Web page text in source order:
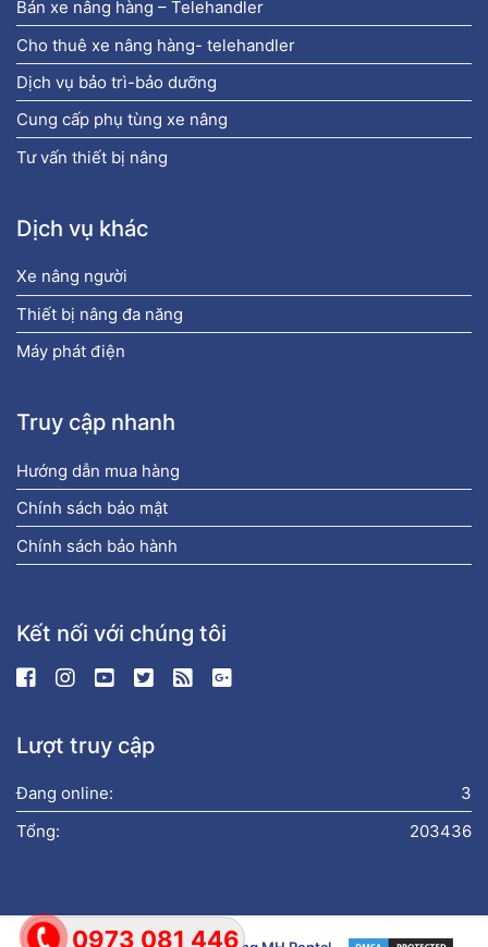
0973 081 446
Bán xe nâng hàng – Telehandler
Cho thuê xe nâng hàng- telehandler
Dịch vụ bảo trì-bảo dưỡng
Cung cấp phụ tùng xe nâng
Tư vấn thiết bị nâng
Dịch vụ khác
Xe nâng người
Thiết bị nâng đa năng
Máy phát điện
Truy cập nhanh
Hướng dẫn mua hàng
Chính sách bảo mật
Chính sách bảo hành
Kết nối với chúng tôi
Lượt truy cập
3
Đang online:
203436
Tổng: